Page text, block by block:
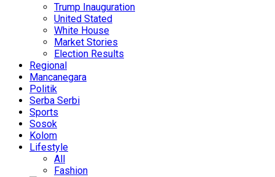
Trump Inauguration
United Stated
White House
Market Stories
Election Results
Regional
Mancanegara
Politik
Serba Serbi
Sports
Sosok
Kolom
Lifestyle
All
Fashion